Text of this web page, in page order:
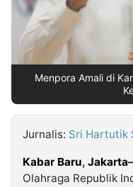
Follow
Kabarbaru
Menpora Amali di
Jurnalis: Sri Hartutik
Kabar Baru, Jakarta–
Olahraga Republik